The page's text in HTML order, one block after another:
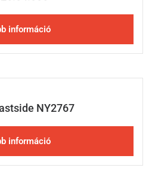
információ
NY2767
információ